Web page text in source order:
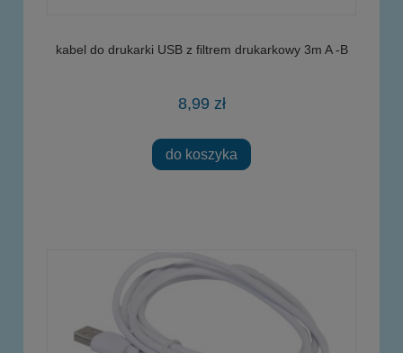
kabel do drukarki USB z filtrem drukarkowy 3m A -B
8,99 zł
do koszyka